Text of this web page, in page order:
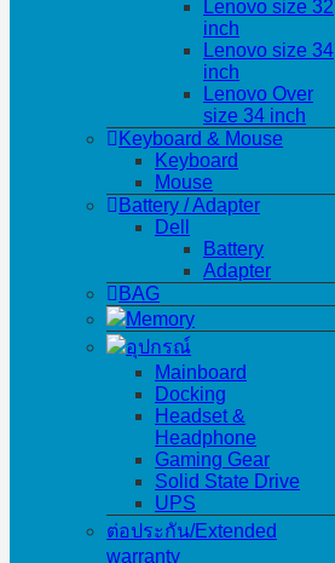
Lenovo size 32
inch
Lenovo size 34
inch
Lenovo Over
size 34 inch
Keyboard & Mouse
Keyboard
Mouse
Battery / Adapter
Dell
Battery
Adapter
BAG
Memory
อุปกรณ์
Mainboard
Docking
Headset &
Headphone
Gaming Gear
Solid State Drive
UPS
ต่อประกัน/Extended
warranty